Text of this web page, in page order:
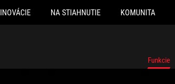
INOVÁCIE NA STIAHNUTIE KOMUNITA
Funkcie